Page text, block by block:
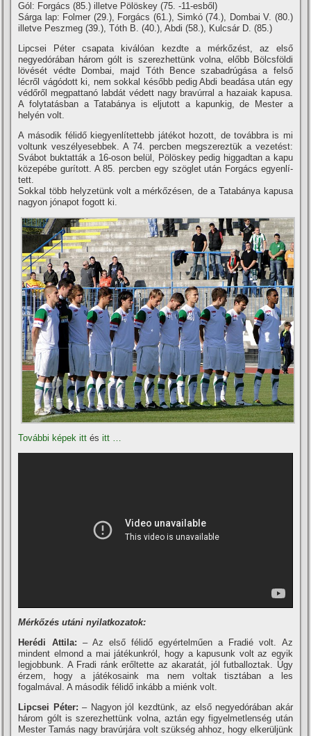
Gól: Forgács (85.) illetve Pölöskey (75. -11-esből)
Sárga lap: Folmer (29.), Forgács (61.), Simkó (74.), Dombai V. (80.)
illetve Peszmeg (39.), Tóth B. (40.), Abdi (58.), Kulcsár D. (85.)
Lipcsei Péter csapata kiválóan kezdte a mérkőzést, az első
negyedórában három gólt is szerezhettünk volna, előbb Bölcsföldi
lövését védte Dombai, majd Tóth Bence szabadrúgása a felső
lécről vágódott ki, nem sokkal később pedig Abdi beadása után egy
védőről megpattanó labdát védett nagy bravúrral a hazaiak kapusa.
A folytatásban a Tatabánya is eljutott a kapunkig, de Mester a
helyén volt.
A második félidő kiegyenlí­tettebb játékot hozott, de továbbra is mi
voltunk veszélyesebbek. A 74. percben megszereztük a vezetést:
Svábot buktatták a 16-oson belül, Pölöskey pedig higgadtan a kapu
közepébe gurí­tott. A 85. percben egy szöglet után Forgács egyenlí­
tett.
Sokkal több helyzetünk volt a mérkőzésen, de a Tatabánya kapusa
nagyon jónapot fogott ki.
További képek itt ésitt …
Mérkőzés utáni nyilatkozatok:
Herédi Attila: – Az első félidő egyértelműen a Fradié volt. Az
mindent elmond a mai játékunkról, hogy a kapusunk volt az egyik
legjobbunk. A Fradi ránk erőltette az akaratát, jól futballoztak. Úgy
érzem, hogy a játékosaink ma nem voltak tisztában a les
fogalmával. A második félidő inkább a miénk volt.
Lipcsei Péter:– Nagyon jól kezdtünk, az első negyedórában akár
három gólt is szerezhettünk volna, aztán egy figyelmetlenség után
Mester Tamás nagy bravúrjára volt szükség ahhoz, hogy elkerüljünk